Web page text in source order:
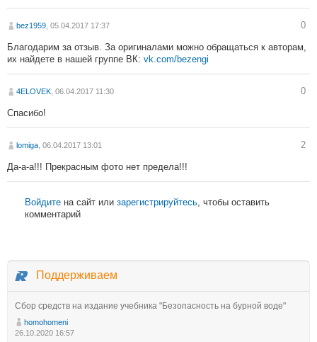
bez1959, 05.04.2017 17:37 0
Благодарим за отзыв. За оригиналами можно обращаться к авторам,
их найдете в нашей группе ВК: vk.com/bezengi
4ELOVEK, 06.04.2017 11:30 0
Спасибо!
lomiga, 06.04.2017 13:01 2
Да-а-а!!! Прекрасным фото нет предела!!!
Войдите на сайт или зарегистрируйтесь, чтобы оставить
комментарий
Поддерживаем
Сбор средств на издание учебника "Безопасность на бурной воде"
homohomeni
26.10.2020 16:57